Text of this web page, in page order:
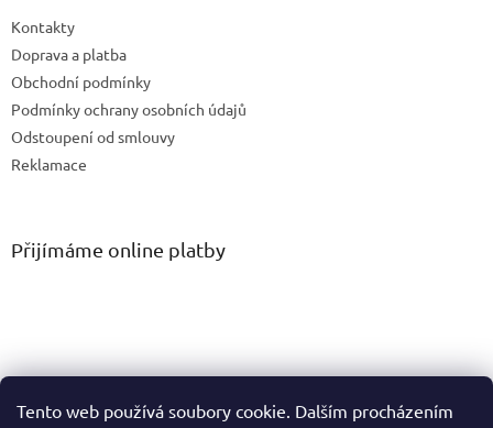
Tento web používá soubory cookie. Dalším procházením
Kontakty
Doprava a platba
Obchodní podmínky
Podmínky ochrany osobních údajů
Odstoupení od smlouvy
Reklamace
Přijímáme online platby